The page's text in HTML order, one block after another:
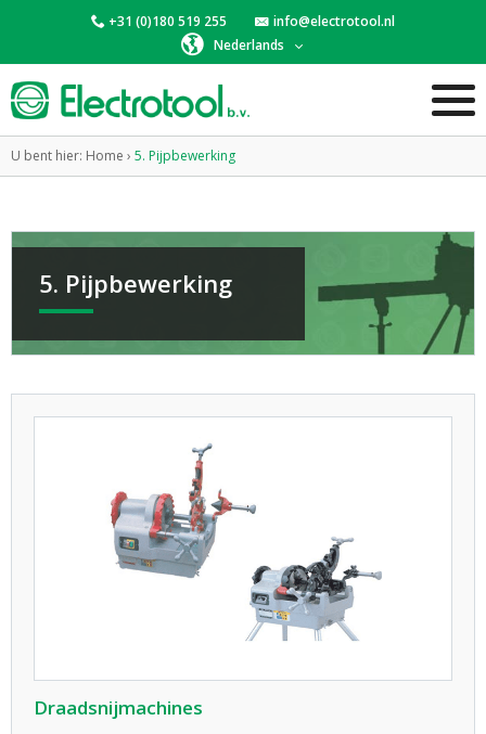
+31 (0)180 519 255
info@electrotool.nl
Nederlands
U bent hier: Home › 5. Pijpbewerking
5. Pijpbewerking
Draadsnijmachines